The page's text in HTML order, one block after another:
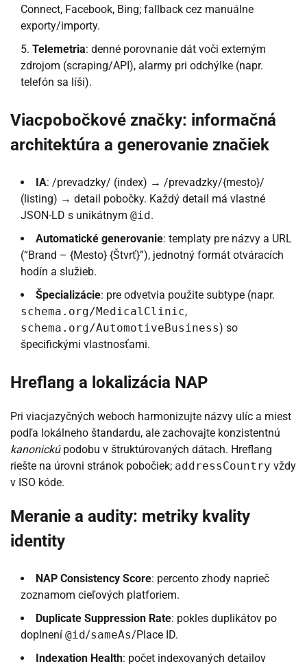
Connect, Facebook, Bing; fallback cez manuálne
exporty/importy.
Telemetria: denné porovnanie dát voči externým
zdrojom (scraping/API), alarmy pri odchýlke (napr.
telefón sa líši).
Viacpobočkové značky: informačná
architektúra a generovanie značiek
IA: /prevadzky/ (index) → /prevadzky/{mesto}/
(listing) → detail pobočky. Každý detail má vlastné
JSON-LD s unikátnym @id.
Automatické generovanie: templaty pre názvy a URL
(“Brand – {Mesto} {Štvrť}”), jednotný formát otváracích
hodín a služieb.
Špecializácie: pre odvetvia použite subtype (napr.
schema.org/MedicalClinic,
schema.org/AutomotiveBusiness) so
špecifickými vlastnosťami.
Hreflang a lokalizácia NAP
Pri viacjazyčných weboch harmonizujte názvy ulíc a miest
podľa lokálneho štandardu, ale zachovajte konzistentnú
kanonickúpodobu v štruktúrovaných dátach. Hreflang
riešte na úrovni stránok pobočiek; addressCountry vždy
v ISO kóde.
Meranie a audity: metriky kvality
identity
NAP Consistency Score: percento zhody naprieč
zoznamom cieľových platforiem.
Duplicate Suppression Rate: pokles duplikátov po
doplnení @id/sameAs/Place ID.
Indexation Health: počet indexovaných detailov